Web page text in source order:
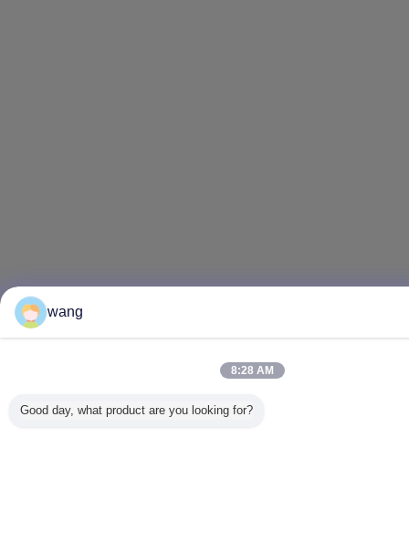
wang
8:28 AM
Good day, what product are you looking for?